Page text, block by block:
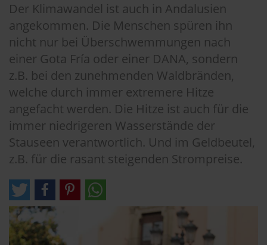
Der Klimawandel ist auch in Andalusien
angekommen. Die Menschen spüren ihn
nicht nur bei Überschwemmungen nach
einer Gota Fría oder einer DANA, sondern
z.B. bei den zunehmenden Waldbränden,
welche durch immer extremere Hitze
angefacht werden. Die Hitze ist auch für die
immer niedrigeren Wasserstände der
Stauseen verantwortlich. Und im Geldbeutel,
z.B. für die rasant steigenden Strompreise.